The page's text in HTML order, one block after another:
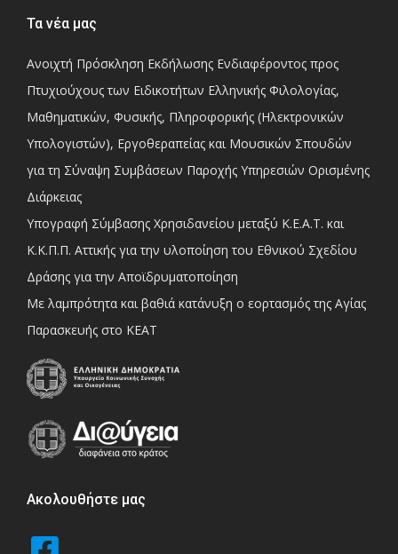
Τα νέα μας
Ανοιχτή Πρόσκληση Εκδήλωσης Ενδιαφέροντος προς
Πτυχιούχους των Ειδικοτήτων Ελληνικής Φιλολογίας,
Μαθηματικών, Φυσικής, Πληροφορικής (Ηλεκτρονικών
Υπολογιστών), Εργοθεραπείας και Μουσικών Σπουδών
για τη Σύναψη Συμβάσεων Παροχής Υπηρεσιών Ορισμένης
Διάρκειας
Υπογραφή Σύμβασης Χρησιδανείου μεταξύ Κ.Ε.Α.Τ. και
Κ.Κ.Π.Π. Αττικής για την υλοποίηση του Εθνικού Σχεδίου
Δράσης για την Αποϊδρυματοποίηση
Με λαμπρότητα και βαθιά κατάνυξη ο εορτασμός της Αγίας
Παρασκευής στο ΚΕΑΤ
Ακολουθήστε μας